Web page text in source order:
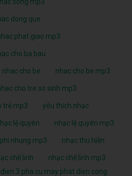
dong que
phat giao mp3
cho ba bau
nhac cho be nhac cho be mp3
cho tre so sinh mp3
trẻ mp3 yêu thích nhạc
lệ quyên nhạc lệ quyên mp3
nhung mp3 nhạc thu hiền
chế linh
nhạc chế linh mp3
3 pha cu may phat dien cong